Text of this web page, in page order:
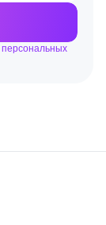
персональных